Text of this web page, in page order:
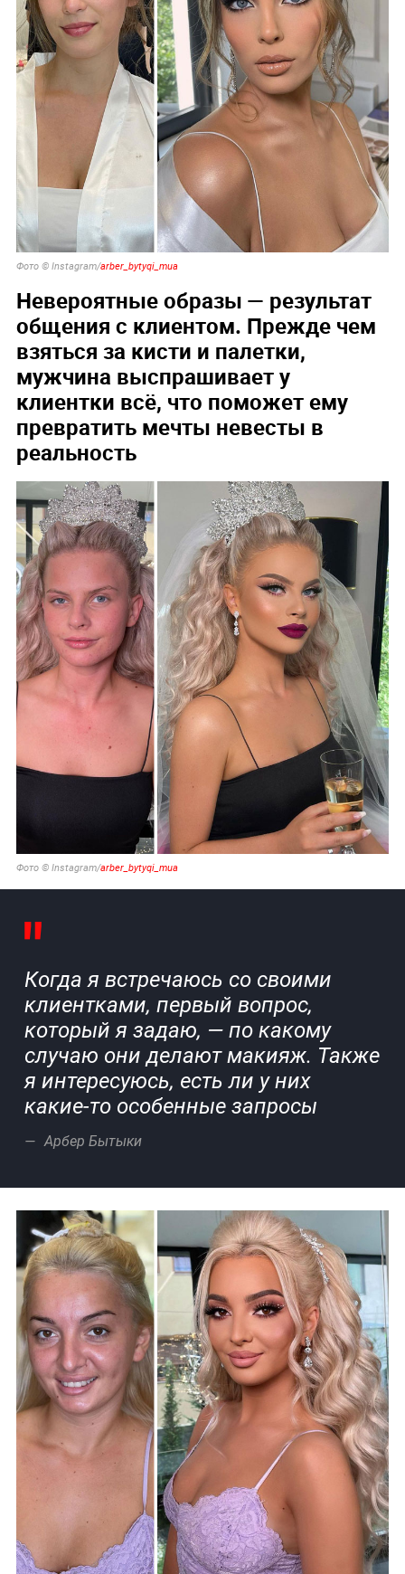
Фото © Instagram/arber_bytyqi_mua
Невероятные образы — результат
общения с клиентом. Прежде чем
взяться за кисти и палетки,
мужчина выспрашивает у
клиентки всё, что поможет ему
превратить мечты невесты в
реальность
Фото © Instagram/arber_bytyqi_mua
Когда я встречаюсь со своими
клиентками, первый вопрос,
который я задаю, — по какому
случаю они делают макияж. Также
я интересуюсь, есть ли у них
какие-то особенные запросы
Арбер Бытыки